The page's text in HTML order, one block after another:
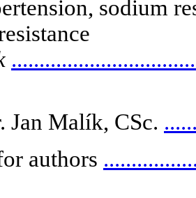
sodium
Jan Malík, CSc.
authors